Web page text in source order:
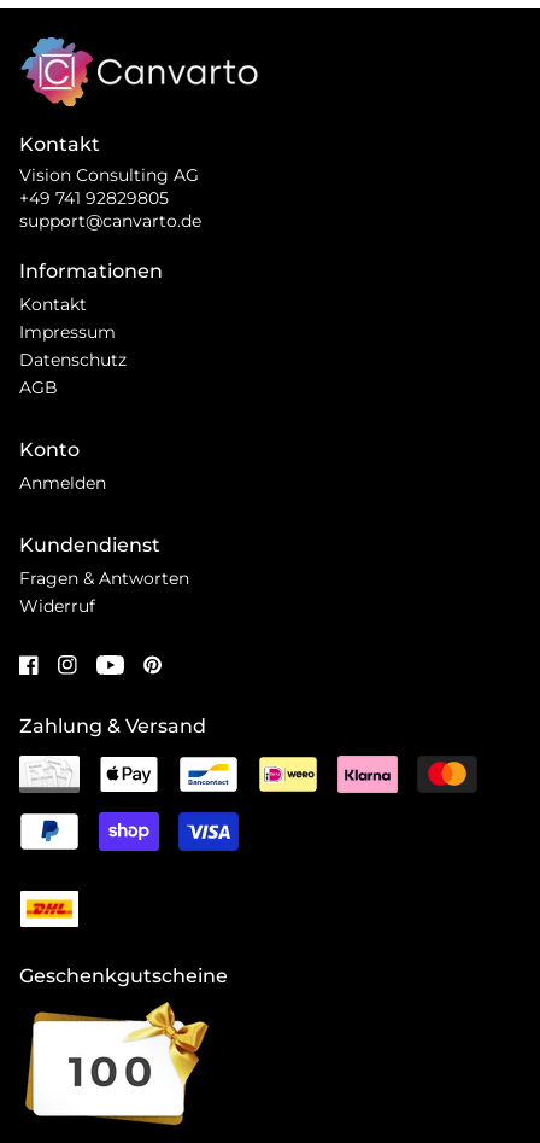
Kontakt
Vision Consulting AG
+49 741 92829805
support@canvarto.de
Informationen
Kontakt
Impressum
Datenschutz
AGB
Konto
Anmelden
Kundendienst
Fragen & Antworten
Widerruf
Zahlung & Versand
Geschenkgutscheine